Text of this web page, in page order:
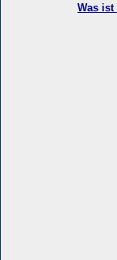
Was ist